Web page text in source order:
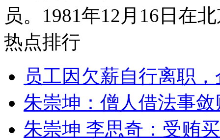
员。1981年12月16日在
热点排行
员工因欠薪自行离职
朱崇坤：僧人借法事
朱崇坤 李思奇：受贿